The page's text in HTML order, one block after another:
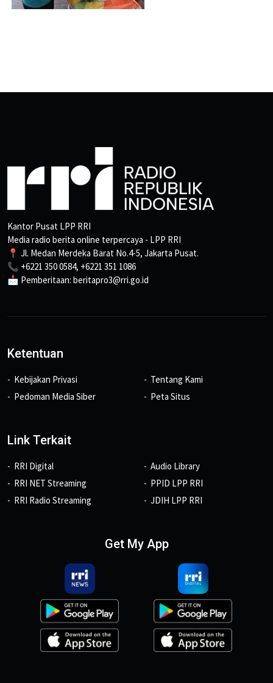
Kantor Pusat LPP RRI
Media radio berita online terpercaya - LPP RRI
📍 Jl. Medan Merdeka Barat No.4-5, Jakarta Pusat.
📞 +6221 350 0584, +6221 351 1086
📩 Pemberitaan: beritapro3@rri.go.id
Ketentuan
Kebijakan Privasi
Pedoman Media Siber
Tentang Kami
Peta Situs
Link Terkait
RRI Digital
RRI NET Streaming
RRI Radio Streaming
Audio Library
PPID LPP RRI
JDIH LPP RRI
Get My App